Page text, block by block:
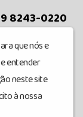
que nós e
entender
neste site
à nossa
8243-0220
Av. Nilton
Martins
48.880-